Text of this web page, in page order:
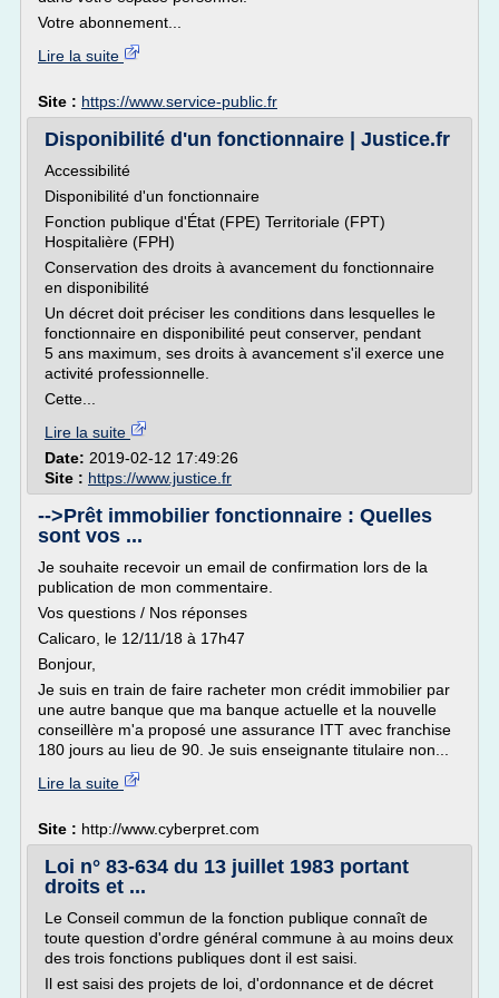
Votre abonnement...
Lire la suite
Site : https://www.service-public.fr
Disponibilité d'un fonctionnaire | Justice.fr
Accessibilité
Disponibilité d'un fonctionnaire
Fonction publique d'État (FPE) Territoriale (FPT)
Hospitalière (FPH)
Conservation des droits à avancement du fonctionnaire
en disponibilité
Un décret doit préciser les conditions dans lesquelles le
fonctionnaire en disponibilité peut conserver, pendant
5 ans maximum, ses droits à avancement s'il exerce une
activité professionnelle.
Cette...
Lire la suite
Date: 2019-02-12 17:49:26
Site : https://www.justice.fr
-->Prêt immobilier fonctionnaire : Quelles
sont vos ...
Je souhaite recevoir un email de confirmation lors de la
publication de mon commentaire.
Vos questions / Nos réponses
Calicaro, le 12/11/18 à 17h47
Bonjour,
Je suis en train de faire racheter mon crédit immobilier par
une autre banque que ma banque actuelle et la nouvelle
conseillère m'a proposé une assurance ITT avec franchise
180 jours au lieu de 90. Je suis enseignante titulaire non...
Lire la suite
Site : http://www.cyberpret.com
Loi n° 83-634 du 13 juillet 1983 portant
droits et ...
Le Conseil commun de la fonction publique connaît de
toute question d'ordre général commune à au moins deux
des trois fonctions publiques dont il est saisi.
Il est saisi des projets de loi, d'ordonnance et de décret